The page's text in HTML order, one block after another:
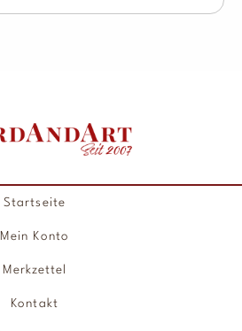
Startseite
Mein Konto
Merkzettel
Kontakt